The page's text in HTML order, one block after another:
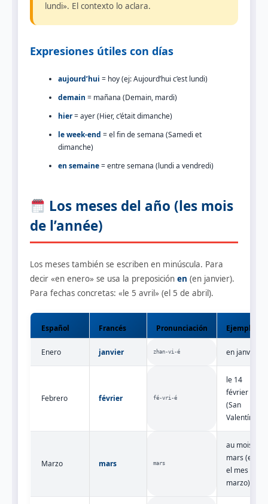
lundi». El contexto lo aclara.
Expresiones útiles con días
aujourd’hui = hoy (ej: Aujourd’hui c’est lundi)
demain = mañana (Demain, mardi)
hier= ayer (Hier, c’était dimanche)
le week-end = el fin de semana (Samedi et
dimanche)
en semaine= entre semana (lundi a vendredi)
Los meses del año (les mois
de l’année)
Los meses también se escriben en minúscula. Para
decir «en enero» se usa la preposición en (en janvier).
Para fechas concretas: «le 5 avril» (el 5 de abril).
Español Francés Pronunciación Ejemplo
Enero janvier zhan‑vi‑é en janvier
Febrero février fé‑vri‑é
le 14
février
(San
Valentín)
Marzo mars mars
au mois de
mars (en
el mes de
marzo)